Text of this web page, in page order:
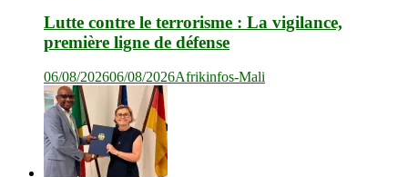
Lutte contre le terrorisme : La vigilance,
première ligne de défense
06/08/202606/08/2026Afrikinfos-Mali